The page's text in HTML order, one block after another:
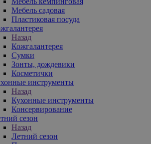
Мебель садовая
Пластиковая посуда
Назад
Кожгалантерея
Сумки
Зонты, дождевики
Косметички
инструменты
Назад
Кухонные инструменты
Консервирование
сезон
Назад
Летний сезон